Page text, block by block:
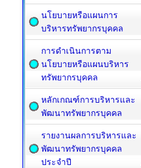
นโยบายหรือแผนการ
บริหารทรัพยากรบุคคล
การดำเนินการตาม
นโยบายหรือแผนบริหาร
ทรัพยากรบุคคล
หลักเกณฑ์การบริหารและ
พัฒนาทรัพยากรบุคคล
รายงานผลการบริหารและ
พัฒนาทรัพยากรบุคคล
ประจำปี